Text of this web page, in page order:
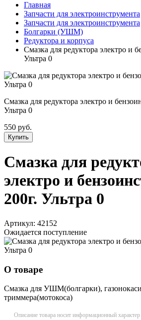
Главная
Запчасти для электроинструмента
Запчасти для электроинструмента
Болгарки (УШМ)
Редуктора и корпуса
Смазка для редуктора электро и
Ультра 0
Смазка для редуктора электро и
Ультра 0
550 руб.
Купить
Смазка для
электро и
200г. Ультра 0
Артикул: 42152
Ожидается поступление
О товаре
Смазка для УШМ(болгарки),
триммера(мотокоса)
Описание товара носит информационный